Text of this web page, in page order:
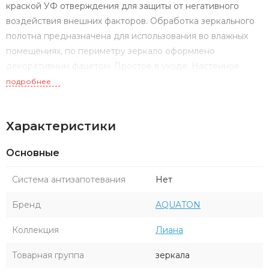
краской УФ отверждения для защиты от негативного
воздействия внешних факторов. Обработка зеркального
полотна предназначена для использования во влажных
помещениях, по периметру зеркало оформлено
декоративным фацетом. Простое в уходе. Настенное
крепление на два навеса.
подробнее
Характеристики
Основные
Система антизапотевания Нет
Бренд AQUATON
Коллекция Лиана
Товарная группа зеркала